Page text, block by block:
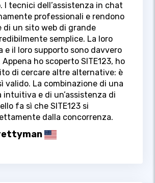
I tecnici dell’assistenza in chat
professionali e rendono
di un sito web di grande
semplice. La loro
e il loro supporto sono davvero
ho scoperto SITE123, ho
di cercare altre alternative: è
valido. La combinazione di una
e di un’assistenza di
fa sì che SITE123 si
dalla concorrenza.